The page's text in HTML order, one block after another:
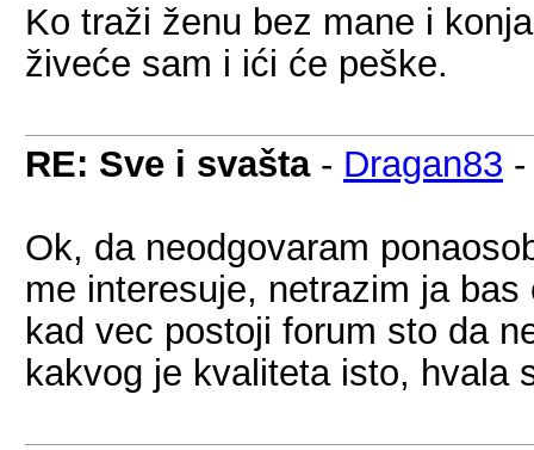
Ko traži ženu bez mane i
živeće sam i ići će peške.
RE: Sve i svašta- Dragan83
Ok, da neodgovaram
me interesuje, netrazim ja
kad vec postoji forum sto da
kakvog je kvaliteta isto, hvala